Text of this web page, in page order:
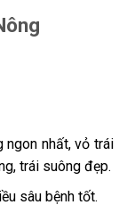
ngon nhất, vỏ trái
trái suông đẹp.
sâu bệnh tốt.